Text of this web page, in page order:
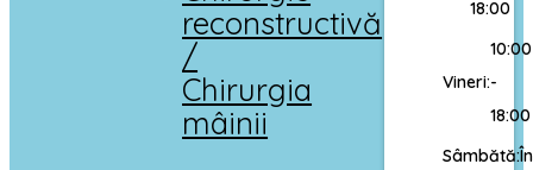
reconstructivă
/
Chirurgia
mâinii
18:00
Vineri:
10:00
-
18:00
Sâmbătă: